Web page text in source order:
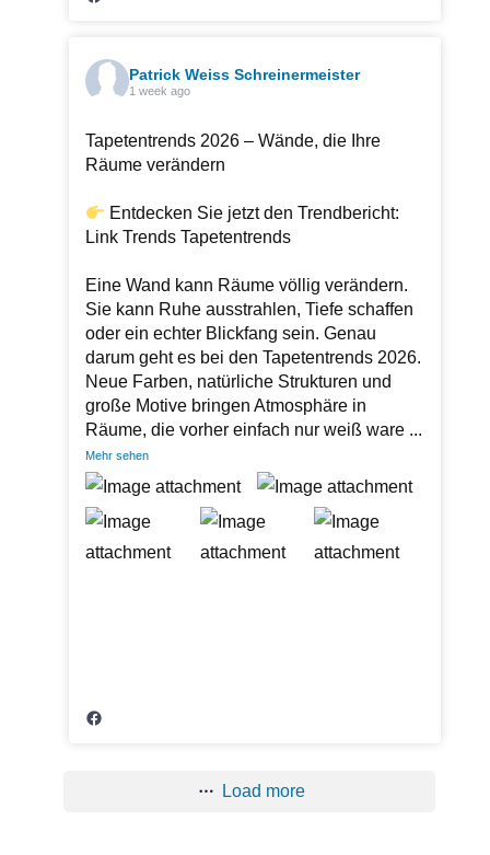
Patrick Weiss Schreinermeister
1 week ago
Tapetentrends 2026 – Wände, die Ihre
Räume verändern
Entdecken Sie jetzt den Trendbericht:
Link Trends Tapetentrends
Eine Wand kann Räume völlig verändern.
Sie kann Ruhe ausstrahlen, Tiefe schaffen
oder ein echter Blickfang sein. Genau
darum geht es bei den Tapetentrends 2026.
Neue Farben, natürliche Strukturen und
große Motive bringen Atmosphäre in
Räume, die vorher einfach nur weiß ware ...
Mehr sehen
Load more